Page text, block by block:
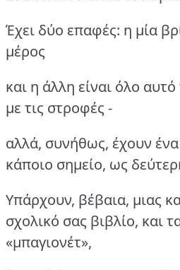
Έχει δύο επαφές: η μία
μέρος
και η άλλη είναι όλο
με τις στροφές -
αλλά, συνήθως, έχουν
κάποιο σημείο, ως
Υπάρχουν, βέβαια, μιας
σχολικό σας βιβλίο, και
«μπαγιονέτ»,